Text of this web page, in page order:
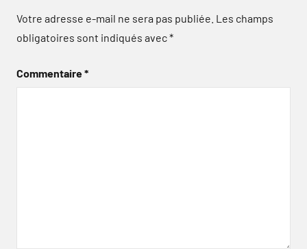
Votre adresse e-mail ne sera pas publiée. Les champs
obligatoires sont indiqués avec*
Commentaire*